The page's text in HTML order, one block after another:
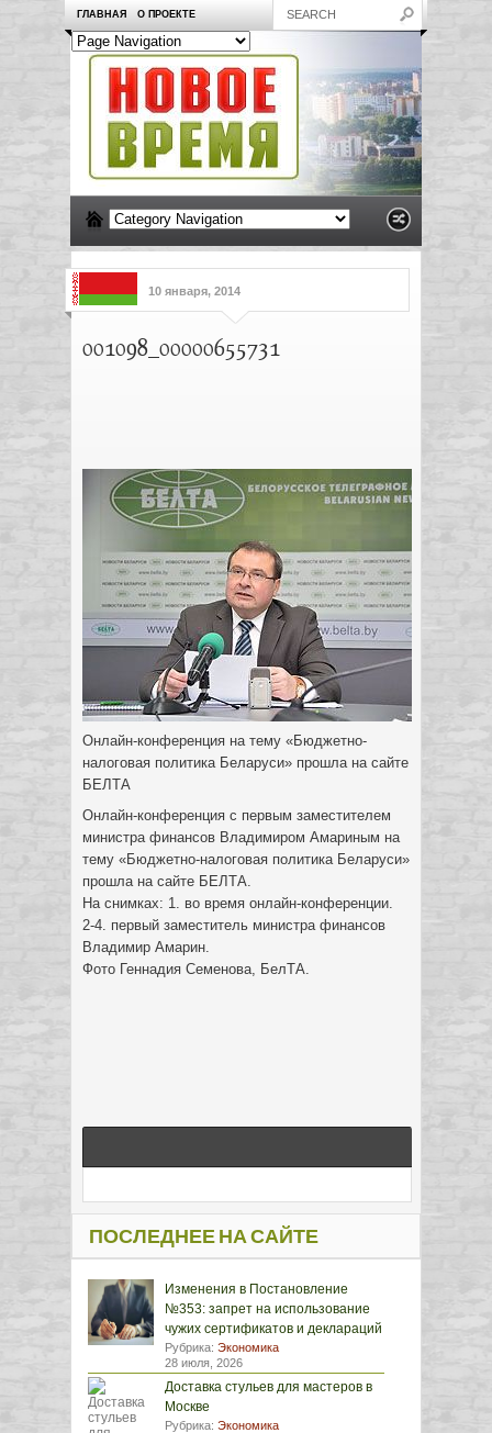
ГЛАВНАЯ О ПРОЕКТЕ
10 января, 2014
001098_00000655731
Онлайн-конференция на тему «Бюджетно-
налоговая политика Беларуси» прошла на сайте
БЕЛТА
Онлайн-конференция с первым заместителем
министра финансов Владимиром Амариным на
тему «Бюджетно-налоговая политика Беларуси»
прошла на сайте БЕЛТА.
На снимках: 1. во время онлайн-конференции.
2-4. первый заместитель министра финансов
Владимир Амарин.
Фото Геннадия Семенова, БелТА.
ПОСЛЕДНЕЕ НА САЙТЕ
Изменения в Постановление
№353: запрет на использование
чужих сертификатов и деклараций
Рубрика: Экономика
28 июля, 2026
Доставка стульев для мастеров в
Москве
Рубрика: Экономика